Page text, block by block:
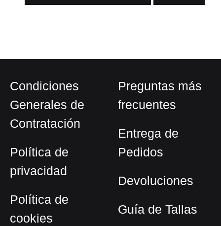
producto
Las
se
pueden
en
página
producto
Condiciones
Generales de
Contratación
Política de
privacidad
Política de
cookies
Preguntas más
frecuentes
Entrega de
Pedidos
Devoluciones
Guía de Tallas